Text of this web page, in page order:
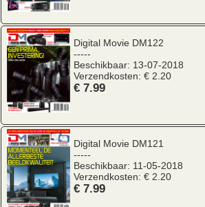
Digital Movie DM122
-----
Beschikbaar: 13-07-2018
Verzendkosten: € 2.20
€ 7.99
Digital Movie DM121
-----
Beschikbaar: 11-05-2018
Verzendkosten: € 2.20
€ 7.99